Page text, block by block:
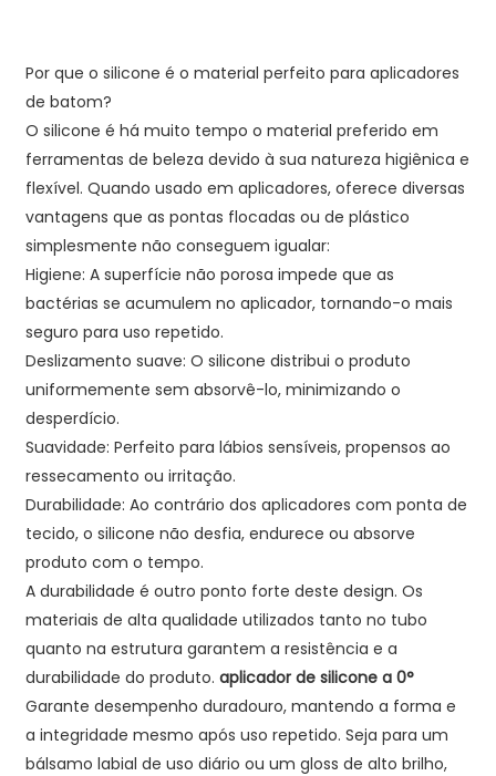
Por que o silicone é o material perfeito para aplicadores
de batom?
O silicone é há muito tempo o material preferido em
ferramentas de beleza devido à sua natureza higiênica e
flexível. Quando usado em aplicadores, oferece diversas
vantagens que as pontas flocadas ou de plástico
simplesmente não conseguem igualar:
Higiene: A superfície não porosa impede que as
bactérias se acumulem no aplicador, tornando-o mais
seguro para uso repetido.
Deslizamento suave: O silicone distribui o produto
uniformemente sem absorvê-lo, minimizando o
desperdício.
Suavidade: Perfeito para lábios sensíveis, propensos ao
ressecamento ou irritação.
Durabilidade: Ao contrário dos aplicadores com ponta de
tecido, o silicone não desfia, endurece ou absorve
produto com o tempo.
A durabilidade é outro ponto forte deste design. Os
materiais de alta qualidade utilizados tanto no tubo
quanto na estrutura garantem a resistência e a
durabilidade do produto.aplicador de silicone a 0°
Garante desempenho duradouro, mantendo a forma e
a integridade mesmo após uso repetido. Seja para um
bálsamo labial de uso diário ou um gloss de alto brilho,